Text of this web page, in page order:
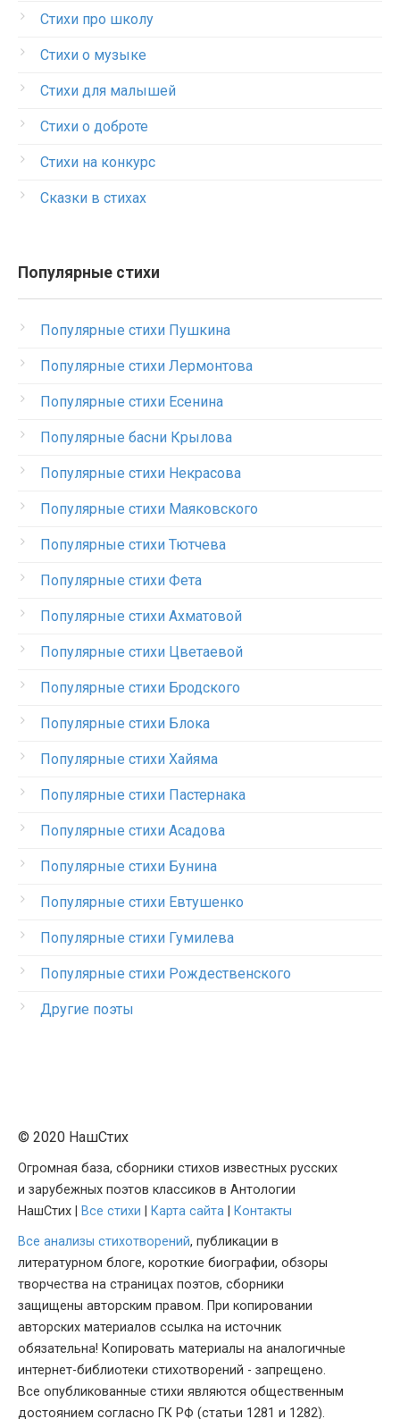
Стихи про школу
Стихи о музыке
Стихи для малышей
Стихи о доброте
Стихи на конкурс
Сказки в стихах
Популярные стихи
Популярные стихи Пушкина
Популярные стихи Лермонтова
Популярные стихи Есенина
Популярные басни Крылова
Популярные стихи Некрасова
Популярные стихи Маяковского
Популярные стихи Тютчева
Популярные стихи Фета
Популярные стихи Ахматовой
Популярные стихи Цветаевой
Популярные стихи Бродского
Популярные стихи Блока
Популярные стихи Хайяма
Популярные стихи Пастернака
Популярные стихи Асадова
Популярные стихи Бунина
Популярные стихи Евтушенко
Популярные стихи Гумилева
Популярные стихи Рождественского
Другие поэты
© 2020 НашСтих
Огромная база, сборники стихов известных русских
и зарубежных поэтов классиков в Антологии
НашСтих |
Все стихи Карта сайта
Контакты
Все анализы стихотворений, публикации в
литературном блоге, короткие биографии, обзоры
творчества на страницах поэтов, сборники
защищены авторским правом. При копировании
авторских материалов ссылка на источник
обязательна! Копировать материалы на аналогичные
интернет-библиотеки стихотворений - запрещено.
Все опубликованные стихи являются общественным
достоянием согласно ГК РФ (статьи 1281 и 1282).